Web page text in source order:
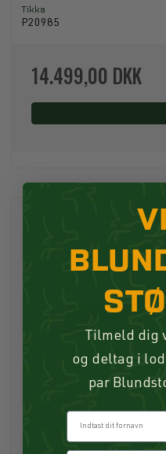
Tikka
P20985
14.499,00 DKK
Tilmeld dig
og deltag i
par
Fornavn